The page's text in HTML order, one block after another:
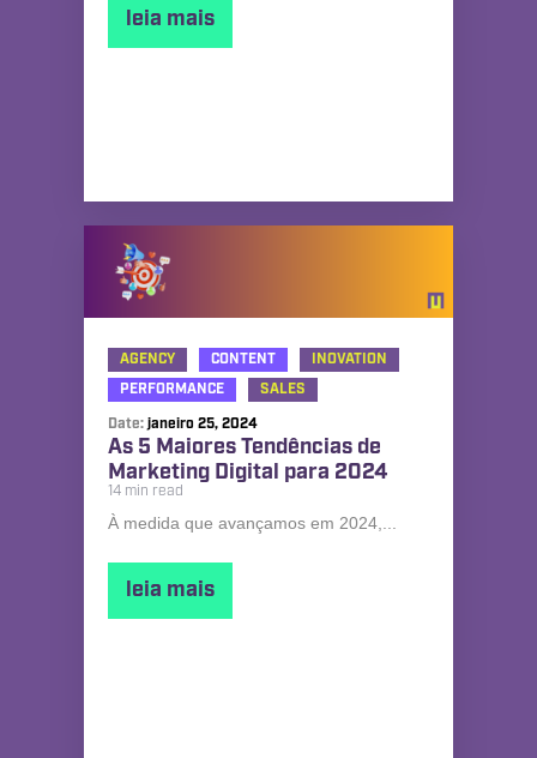
leia mais
AGENCY CONTENT
INOVATION
PERFORMANCE
SALES
Date: janeiro 25, 2024
As 5 Maiores Tendências de
Marketing Digital para 2024
14 min read
À medida que avançamos em 2024,...
leia mais